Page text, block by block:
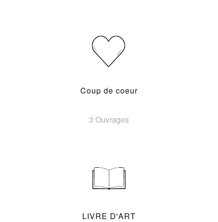
Coup de coeur
3 Ouvrages
LIVRE D'ART